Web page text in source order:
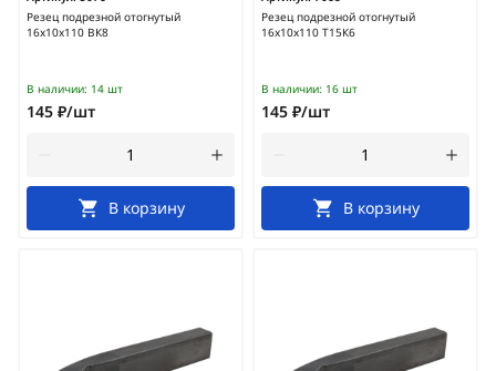
Резец подрезной отогнутый
16х10х110 ВК8
В наличии: 14 шт
145 ₽/шт
В корзину
Резец подрезной отогнутый
16х10х110 Т15К6
В наличии: 16 шт
145 ₽/шт
В корзину